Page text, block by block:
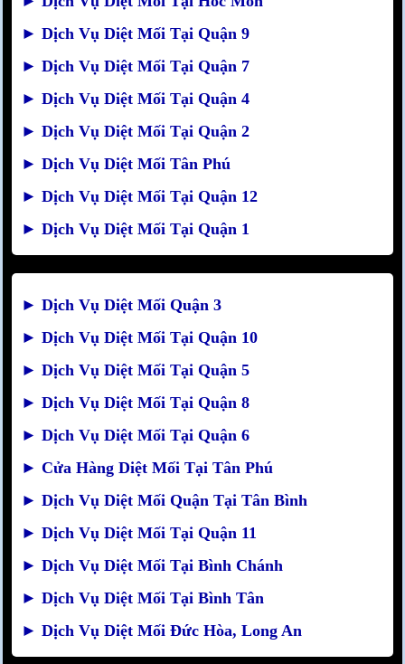
► Dịch Vụ Diệt Mối Tại Quận 9
► Dịch Vụ Diệt Mối Tại Quận 7
► Dịch Vụ Diệt Mối Tại Quận 4
► Dịch Vụ Diệt Mối Tại Quận 2
► Dịch Vụ Diệt Mối Tân Phú
► Dịch Vụ Diệt Mối Tại Quận 12
► Dịch Vụ Diệt Mối Tại Quận 1
► Dịch Vụ Diệt Mối Quận 3
► Dịch Vụ Diệt Mối Tại Quận 10
► Dịch Vụ Diệt Mối Tại Quận 5
► Dịch Vụ Diệt Mối Tại Quận 8
► Dịch Vụ Diệt Mối Tại Quận 6
► Cửa Hàng Diệt Mối Tại Tân Phú
► Dịch Vụ Diệt Mối Quận Tại Tân Bình
► Dịch Vụ Diệt Mối Tại Quận 11
► Dịch Vụ Diệt Mối Tại Bình Chánh
► Dịch Vụ Diệt Mối Tại Bình Tân
► Dịch Vụ Diệt Mối Đức Hòa, Long An